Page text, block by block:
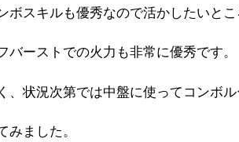
ボスキルも優秀なので活かしたいとこ
バーストでの火力も非常に優秀です。
、状況次第では中盤に使ってコンボ
みました。